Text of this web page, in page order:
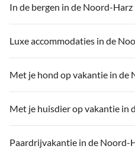
In de bergen in de Noord-Harz
Luxe accommodaties in de
Met je hond op vakantie in de
Met je huisdier op vakantie in
Paardrijvakantie in de Noord-